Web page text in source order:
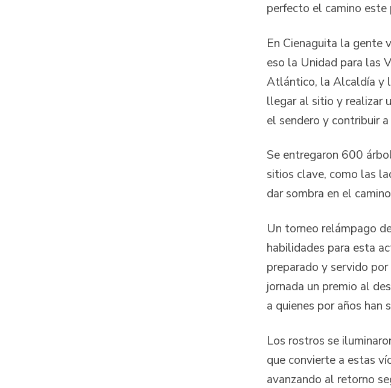
perfecto el camino
En Cienaguita la gente
eso la Unidad para las
Atlántico, la Alcaldía y
llegar al sitio y realizar
el sendero y contribuir
Se entregaron 600
sitios clave, como las
dar sombra en el
Un torneo relámpago
habilidades para esta
preparado y servido
jornada un premio al
a quienes por años han
Los rostros se
que convierte a estas
avanzando al retorno